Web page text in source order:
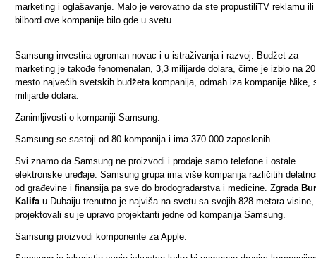
marketing i oglašavanje. Malo je verovatno da ste propustiliTV reklamu ili
bilbord ove kompanije bilo gde u svetu.
Samsung investira ogroman novac i u istraživanja i razvoj. Budžet za
marketing je takođe fenomenalan, 3,3 milijarde dolara, čime je izbio na
mesto najvećih svetskih budžeta kompanija, odmah iza kompanije Nike,
milijarde dolara.
Zanimljivosti o kompaniji Samsung:
Samsung se sastoji od 80 kompanija i ima 370.000 zaposlenih.
Svi znamo da Samsung ne proizvodi i prodaje samo telefone i ostale
elektronske uređaje. Samsung grupa ima više kompanija različitih
od građevine i finansija pa sve do brodogradarstva i medicine. Zgrada
Kalifa u Dubaiju trenutno je najviša na svetu sa svojih 828 metara visine,
projektovali su je upravo projektanti jedne od kompanija Samsung.
Samsung proizvodi komponente za Apple